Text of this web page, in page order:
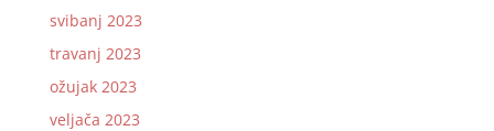
svibanj 2023
travanj 2023
ožujak 2023
veljača 2023